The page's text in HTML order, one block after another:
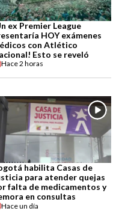
ex Premier League
HOY exámenes
con Atlético
Esto se reveló
Hace2 horas
habilita Casas de
para atender quejas
falta de medicamentos y
en consultas
Haceun día